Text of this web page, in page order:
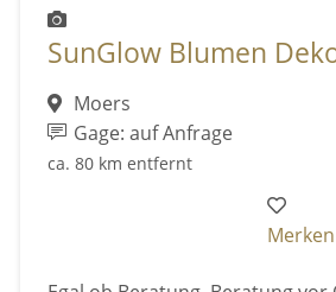
SunGlow Blumen
Moers
Gage: auf Anfrage
ca. 80 km entfernt
Merken